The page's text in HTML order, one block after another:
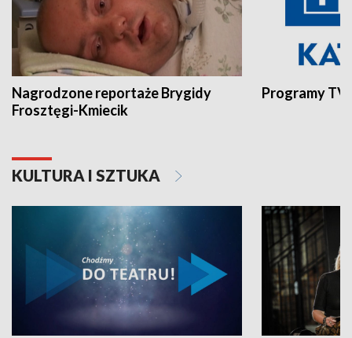
Nagrodzone reportaże Brygidy
Frosztęgi-Kmiecik
Programy
KULTURA I SZTUKA